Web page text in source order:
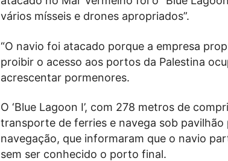
vários mísseis e drones apropriados”.
“O navio foi atacado porque a empresa
proibir o acesso aos portos da Palestina
acrescentar pormenores.
O ‘Blue Lagoon I’, com 278 metros de
transporte de ferries e navega sob
navegação, que informaram que o navio
sem ser conhecido o porto final.